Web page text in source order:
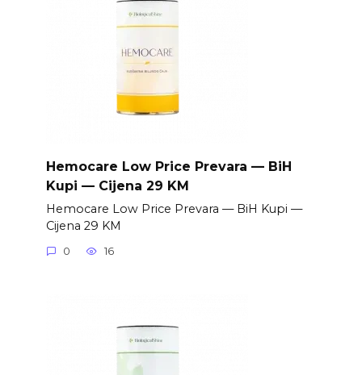
Hemocare Low Price Prevara — BiH
Kupi — Cijena 29 KM
Hemocare Low Price Prevara — BiH Kupi —
Cijena 29 KM
0 16